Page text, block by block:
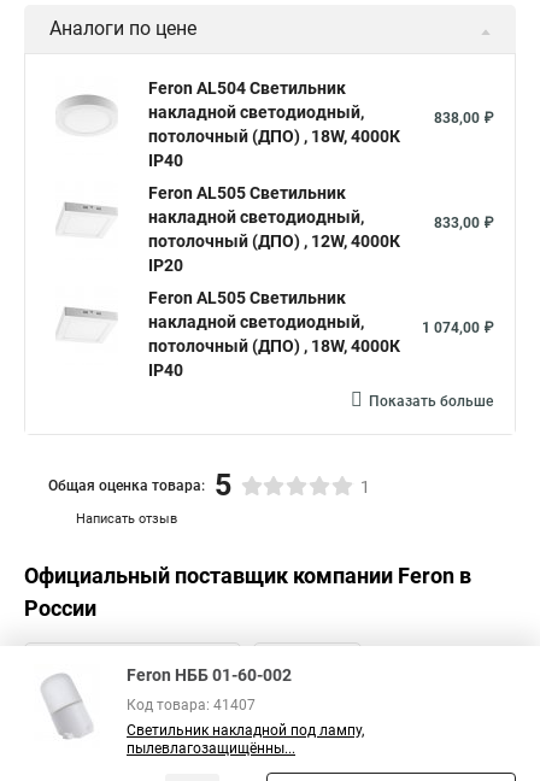
Аналоги по цене
Feron AL504 Светильник
накладной светодиодный,
потолочный (ДПО) , 18W, 4000К
IP40
838,00 ₽
Feron AL505 Светильник
накладной светодиодный,
потолочный (ДПО) , 12W, 4000К
IP20
833,00 ₽
Feron AL505 Светильник
накладной светодиодный,
потолочный (ДПО) , 18W, 4000К
IP40
1 074,00 ₽
Показать больше
Написать отзыв
Общая оценка товара: 5 1
Официальный поставщик компании Feron в
России
Feron НББ 01-60-002
Код товара: 41407
Светильник накладной под лампу,
пылевлагозащищённы...